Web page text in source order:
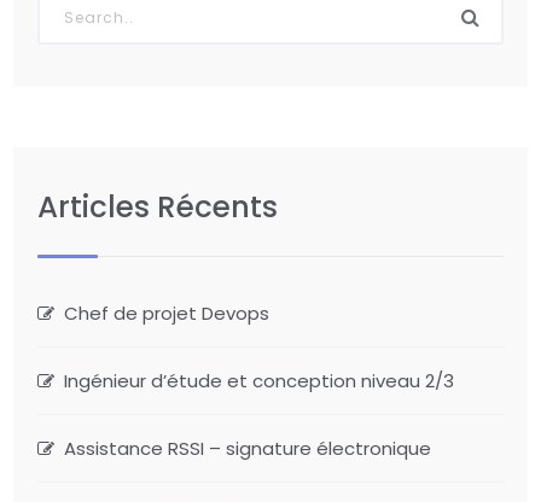
Articles Récents
Chef de projet Devops
Ingénieur d’étude et conception niveau 2/3
Assistance RSSI – signature électronique